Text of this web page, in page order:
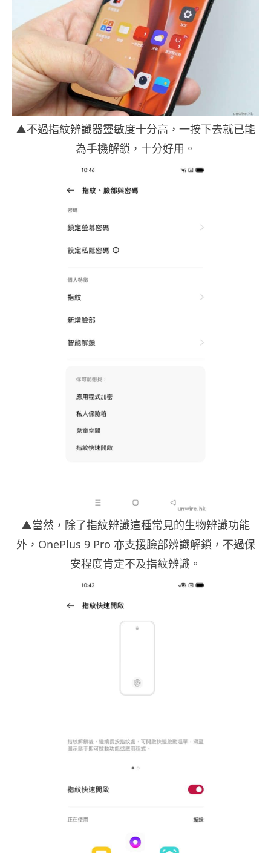
▲不過指紋辨識器靈敏度十分高，一按下去就已能
為手機解鎖，十分好用。
▲當然，除了指紋辨識這種常見的生物辨識功能
外，OnePlus 9 Pro 亦支援臉部辨識解鎖，不過保
安程度肯定不及指紋辨識。